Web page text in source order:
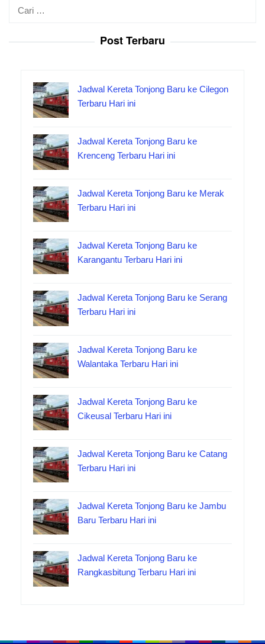
Cari
Post Terbaru
Jadwal Kereta Tonjong Baru ke Cilegon
Terbaru Hari ini
Jadwal Kereta Tonjong Baru ke
Krenceng Terbaru Hari ini
Jadwal Kereta Tonjong Baru ke Merak
Terbaru Hari ini
Jadwal Kereta Tonjong Baru ke
Karangantu Terbaru Hari ini
Jadwal Kereta Tonjong Baru ke Serang
Terbaru Hari ini
Jadwal Kereta Tonjong Baru ke
Walantaka Terbaru Hari ini
Jadwal Kereta Tonjong Baru ke
Cikeusal Terbaru Hari ini
Jadwal Kereta Tonjong Baru ke Catang
Terbaru Hari ini
Jadwal Kereta Tonjong Baru ke Jambu
Baru Terbaru Hari ini
Jadwal Kereta Tonjong Baru ke
Rangkasbitung Terbaru Hari ini